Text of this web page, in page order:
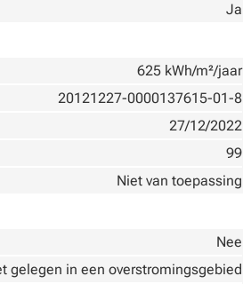
Ja
625 kWh/m²/jaar
20121227-0000137615-01-8
27/12/2022
99
Niet van toepassing
Nee
gelegen in een overstromingsgebied